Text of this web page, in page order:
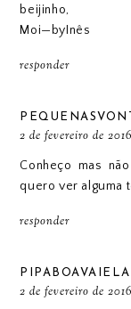
beijinho,
Moi—byInês
responder
2 de fevereiro de
Conheço mas
quero ver alguma
responder
PIPABOAVAIELA
2 de fevereiro de